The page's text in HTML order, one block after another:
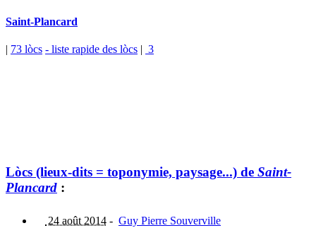
Saint-Plancard
| 73 lòcs - liste rapide des lòcs | 3
Lòcs (lieux-dits = toponymie, paysage...) de Saint-
Plancard :
24 août 2014 - Guy Pierre Souverville